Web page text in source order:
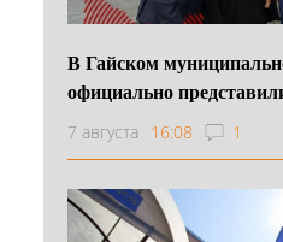
В Гайском
официально
7 августа 16:08 1